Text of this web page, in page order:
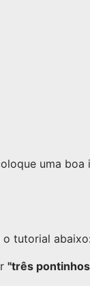
uma boa
o tutorial
"três